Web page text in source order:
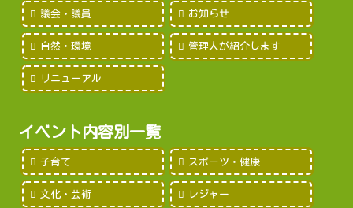
議会・議員 お知らせ
自然・環境 管理人が紹介します
リニューアル
イベント内容別一覧
子育て スポーツ・健康
文化・芸術 レジャー